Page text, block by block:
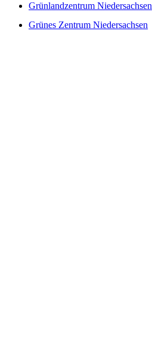
Grünlandzentrum Niedersachsen
Grünes Zentrum Niedersachsen